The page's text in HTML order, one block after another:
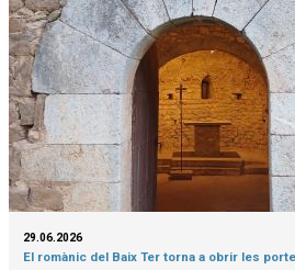
29.06.2026
El romànic del Baix Ter torna a obrir les